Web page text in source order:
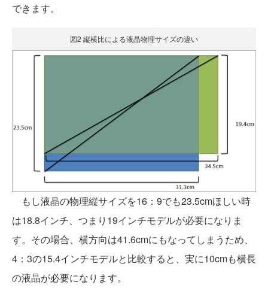
できます。
図2 縦横比による液晶物理サイズの違い
もし液晶の物理縦サイズを16：9でも23.5cmほしい時
は18.8インチ、つまり19インチモデルが必要になりま
す。その場合、横方向は41.6cmにもなってしまうため、
4：3の15.4インチモデルと比較すると、実に10cmも横長
の液晶が必要になります。